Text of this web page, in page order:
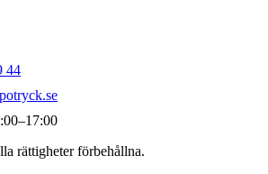
44
rättigheter förbehållna.